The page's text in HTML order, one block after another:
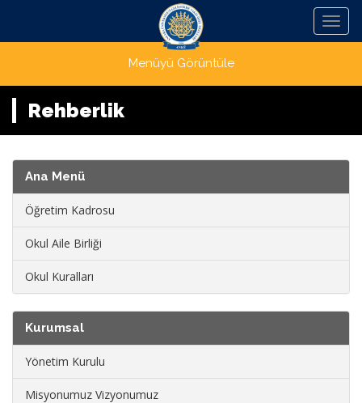
Menü
Menüyü Görüntüle
Rehberlik
Ana Menü
Öğretim Kadrosu
Okul Aile Birliği
Okul Kuralları
Kurumsal
Yönetim Kurulu
Misyonumuz Vizyonumuz